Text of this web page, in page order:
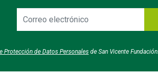
Correo
electrónico
Protección de Datos Personales de San Vicente Fundación.